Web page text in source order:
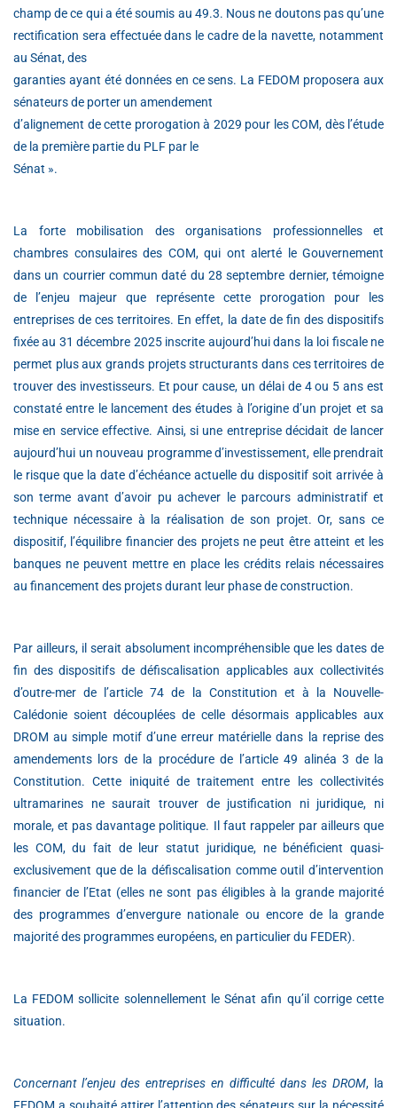
champ de ce qui a été soumis au 49.3. Nous ne doutons pas qu’une
rectification sera effectuée dans le cadre de la navette, notamment
au Sénat, des
garanties ayant été données en ce sens. La FEDOM proposera aux
sénateurs de porter un amendement
d’alignement de cette prorogation à 2029 pour les COM, dès l’étude
de la première partie du PLF par le
Sénat ».
La forte mobilisation des organisations professionnelles et
chambres consulaires des COM, qui ont alerté le Gouvernement
dans un courrier commun daté du 28 septembre dernier, témoigne
de l’enjeu majeur que représente cette prorogation pour les
entreprises de ces territoires. En effet, la date de fin des dispositifs
fixée au 31 décembre 2025 inscrite aujourd’hui dans la loi fiscale ne
permet plus aux grands projets structurants dans ces territoires de
trouver des investisseurs. Et pour cause, un délai de 4 ou 5 ans est
constaté entre le lancement des études à l’origine d’un projet et sa
mise en service effective. Ainsi, si une entreprise décidait de lancer
aujourd’hui un nouveau programme d’investissement, elle prendrait
le risque que la date d’échéance actuelle du dispositif soit arrivée à
son terme avant d’avoir pu achever le parcours administratif et
technique nécessaire à la réalisation de son projet. Or, sans ce
dispositif, l’équilibre financier des projets ne peut être atteint et les
banques ne peuvent mettre en place les crédits relais nécessaires
au financement des projets durant leur phase de construction.
Par ailleurs, il serait absolument incompréhensible que les dates de
fin des dispositifs de défiscalisation applicables aux collectivités
d’outre-mer de l’article 74 de la Constitution et à la Nouvelle-
Calédonie soient découplées de celle désormais applicables aux
DROM au simple motif d’une erreur matérielle dans la reprise des
amendements lors de la procédure de l’article 49 alinéa 3 de la
Constitution. Cette iniquité de traitement entre les collectivités
ultramarines ne saurait trouver de justification ni juridique, ni
morale, et pas davantage politique. Il faut rappeler par ailleurs que
les COM, du fait de leur statut juridique, ne bénéficient quasi-
exclusivement que de la défiscalisation comme outil d’intervention
financier de l’Etat (elles ne sont pas éligibles à la grande majorité
des programmes d’envergure nationale ou encore de la grande
majorité des programmes européens, en particulier du FEDER).
La FEDOM sollicite solennellement le Sénat afin qu’il corrige cette
situation.
Concernant l’enjeu des entreprises en difficulté dans les DROM, la